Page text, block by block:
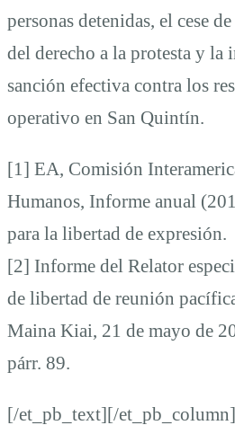
personas detenidas, el cese
del derecho a la protesta y la
sanción efectiva contra los
operativo en San Quintín.
[1] EA, Comisión
Humanos, Informe anual
para la libertad de expresión.
[2] Informe del Relator
de libertad de reunión
Maina Kiai, 21 de mayo de
párr. 89.
[/et_pb_text][/